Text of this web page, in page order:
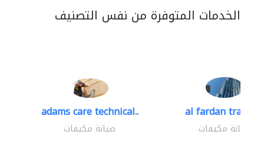
الخدمات المتوفرة من نفس التصنيف
adams care technical..
صيانة مكيفات
al fardan trading..
صيانة مكيفات